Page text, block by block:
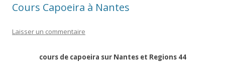
Cours Capoeira à Nantes
Laisser un commentaire
cours de capoeira sur Nantes et Regions 44